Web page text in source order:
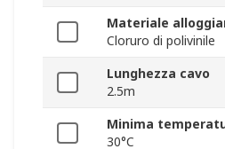
Materiale
Cloruro di polivinile
Lunghezza cavo
2.5m
Minima
30°C